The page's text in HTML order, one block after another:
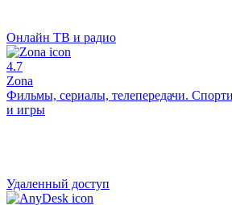
Онлайн ТВ и радио
4.7
Zona
Фильмы, сериалы, телепередачи.
и игры
Удаленный доступ